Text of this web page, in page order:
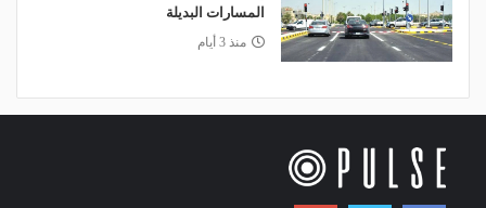
المسارات البديلة
منذ 3 أيام